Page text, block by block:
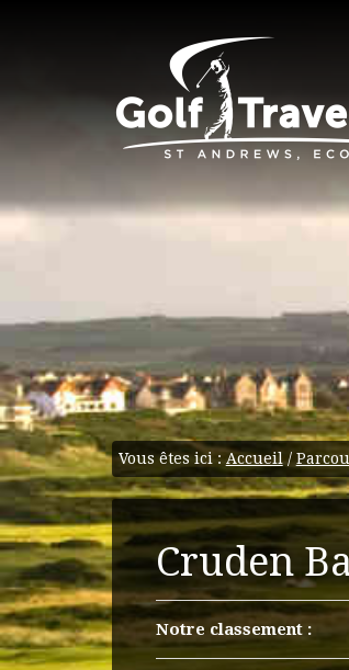
Vous êtes ici : Accueil /
Cruden
Notre classement :